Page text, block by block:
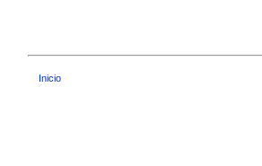
Inicio